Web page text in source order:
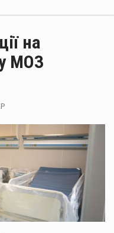
на
МОЗ